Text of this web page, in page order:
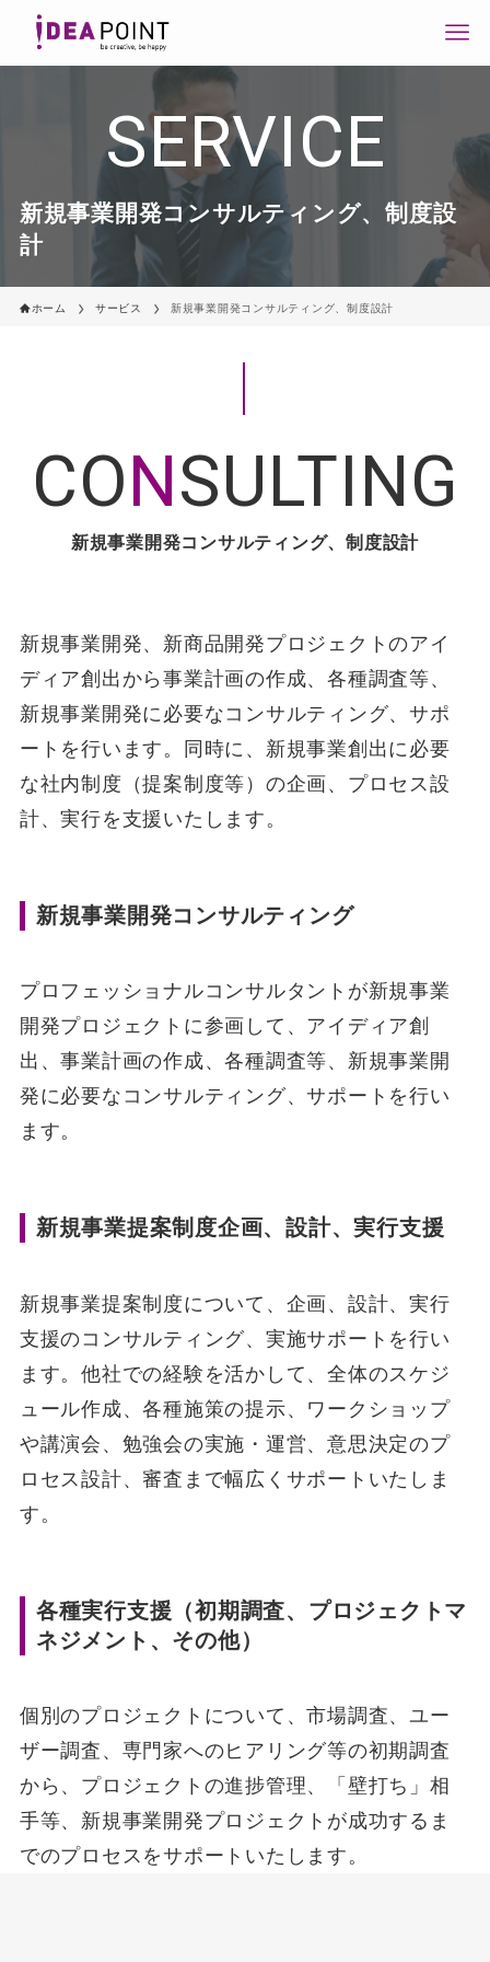
新規事業開発コンサルティング、制度設
計
SERVICE
ホーム サービス 新規事業開発コンサルティング、制度設計
CONSULTING
新規事業開発コンサルティング、制度設計
新規事業開発、新商品開発プロジェクトのアイ
ディア創出から事業計画の作成、各種調査等、
新規事業開発に必要なコンサルティング、サポ
ートを行います。同時に、新規事業創出に必要
な社内制度（提案制度等）の企画、プロセス設
計、実行を支援いたします。
新規事業開発コンサルティング
プロフェッショナルコンサルタントが新規事業
開発プロジェクトに参画して、アイディア創
出、事業計画の作成、各種調査等、新規事業開
発に必要なコンサルティング、サポートを行い
ます。
新規事業提案制度企画、設計、実行支援
新規事業提案制度について、企画、設計、実行
支援のコンサルティング、実施サポートを行い
ます。他社での経験を活かして、全体のスケジ
ュール作成、各種施策の提示、ワークショップ
や講演会、勉強会の実施・運営、意思決定のプ
ロセス設計、審査まで幅広くサポートいたしま
す。
各種実行支援（初期調査、プロジェクトマ
ネジメント、その他）
個別のプロジェクトについて、市場調査、ユー
ザー調査、専門家へのヒアリング等の初期調査
から、プロジェクトの進捗管理、「壁打ち」相
手等、新規事業開発プロジェクトが成功するま
でのプロセスをサポートいたします。